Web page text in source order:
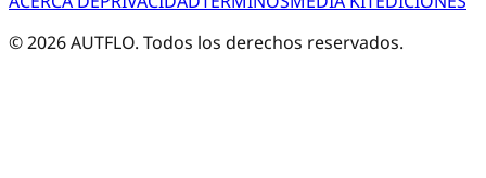
©2026AUTFLO. Todos los derechos reservados.